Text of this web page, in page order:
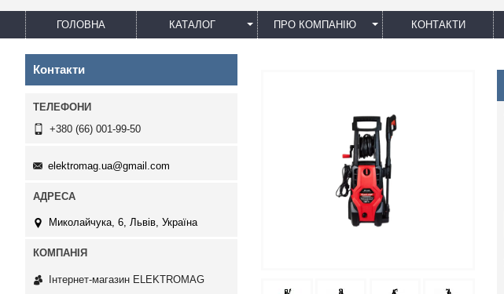
ГОЛОВНА КАТАЛОГ ПРО КОМПАНІЮ КОНТАКТИ
Контакти
+380 (66) 001-99-50
elektromag.ua@gmail.com
Миколайчука, 6, Львів, Україна
Інтернет-магазин ELEKTROMAG